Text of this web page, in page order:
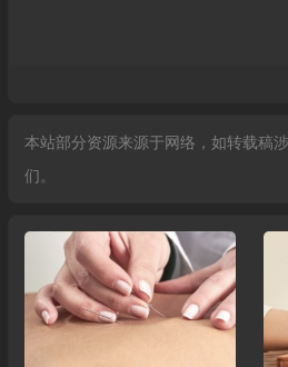
本站部分资源来源于网络，如转载稿
们。